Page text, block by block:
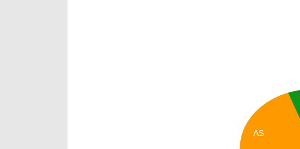
AS